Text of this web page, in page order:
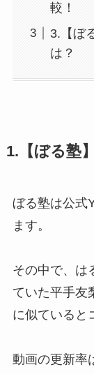
較！
3.【ぼ
は？
1.【ぼる塾
ぼる塾は公式
ます。
その中で、は
ていた平手友
に似ていると
動画の更新率